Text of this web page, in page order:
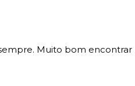
Muito bom